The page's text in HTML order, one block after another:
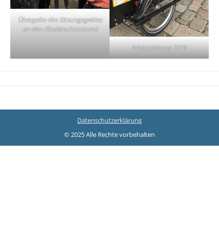
Übergabe des Sitzungsgeldes
an den Kinderschutzbund
Weltspieletag 2019
Datenschutzerklärung
© 2025 Alle Rechte vorbehalten